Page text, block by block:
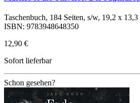
Taschenbuch, 184 Seiten, s/w, 19,2 x
ISBN: 9783948648350
12,90 €
Sofort lieferbar
Schon gesehen?